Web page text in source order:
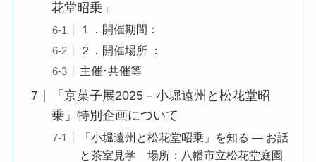
花堂昭乗」
１．開催期間：
２．開催場所 ：
主催･共催等
「京菓子展2025－小堀遠州と松花堂昭
乗」特別企画について
「小堀遠州と松花堂昭乗」を知る ― お話
と茶室見学 場所：八幡市立松花堂庭園